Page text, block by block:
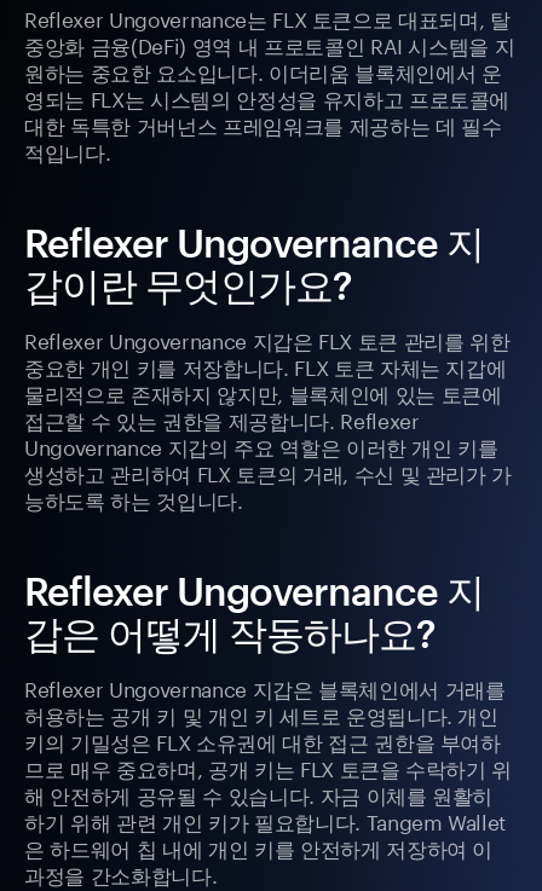
Reflexer Ungovernance는 FLX 토큰으로 대표되며, 탈
중앙화 금융(DeFi) 영역 내 프로토콜인 RAI 시스템을 지
원하는 중요한 요소입니다. 이더리움 블록체인에서 운
영되는 FLX는 시스템의 안정성을 유지하고 프로토콜에
대한 독특한 거버넌스 프레임워크를 제공하는 데 필수
적입니다.
Reflexer Ungovernance 지
갑이란 무엇인가요?
Reflexer Ungovernance 지갑은 FLX 토큰 관리를 위한
중요한 개인 키를 저장합니다. FLX 토큰 자체는 지갑에
물리적으로 존재하지 않지만, 블록체인에 있는 토큰에
접근할 수 있는 권한을 제공합니다. Reflexer
Ungovernance 지갑의 주요 역할은 이러한 개인 키를
생성하고 관리하여 FLX 토큰의 거래, 수신 및 관리가 가
능하도록 하는 것입니다.
Reflexer Ungovernance 지
갑은 어떻게 작동하나요?
Reflexer Ungovernance 지갑은 블록체인에서 거래를
허용하는 공개 키 및 개인 키 세트로 운영됩니다. 개인
키의 기밀성은 FLX 소유권에 대한 접근 권한을 부여하
므로 매우 중요하며, 공개 키는 FLX 토큰을 수락하기 위
해 안전하게 공유될 수 있습니다. 자금 이체를 원활히
하기 위해 관련 개인 키가 필요합니다. Tangem Wallet
은 하드웨어 칩 내에 개인 키를 안전하게 저장하여 이
과정을 간소화합니다.